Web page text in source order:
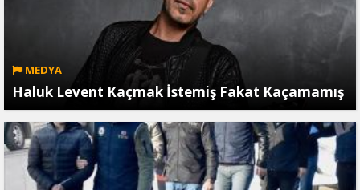
MEDYA
Haluk Levent Kaçmak İstemiş Fakat Kaçamamış